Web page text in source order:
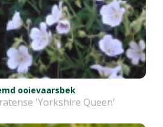
ooievaarsbek
'Yorkshire Queen'